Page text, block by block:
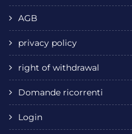
AGB
privacy policy
right of withdrawal
Domande ricorrenti
Login